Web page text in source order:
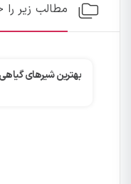
مطالب زیر را
بهترین شیرهای گیاهی